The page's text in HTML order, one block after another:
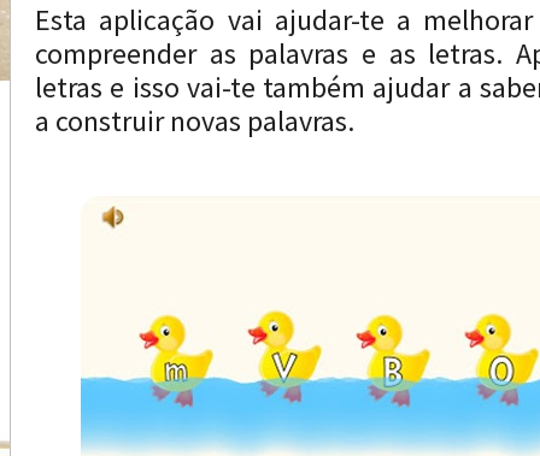
Esta aplicação vai ajudar-te a
compreender as palavras e as letras.
letras e isso vai-te também ajudar a
a construir novas palavras.